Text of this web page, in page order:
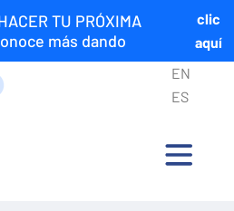
TU PRÓXIMA
más dando
clic
aquí
EN
ES